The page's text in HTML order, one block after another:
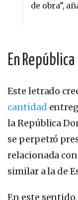
de obra”,
En
Este letrado
cantidad
la República
se perpetró
relacionada
similar a la de
En este